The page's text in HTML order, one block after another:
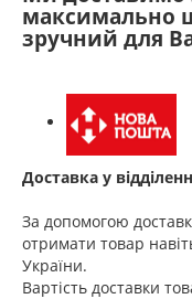
максимально
зручний для
Доставка у
За допомогою
отримати товар
України.
Вартість доставки